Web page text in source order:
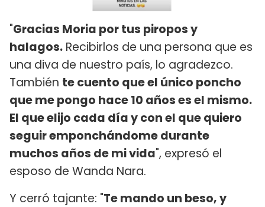
"Gracias Moria por tus piropos y
halagos. Recibirlos de una persona que es
una diva de nuestro país, lo agradezco.
También te cuento que el único poncho
que me pongo hace 10 años es el mismo.
El que elijo cada día y con el que quiero
seguir emponchándome durante
muchos años de mi vida", expresó el
esposo de Wanda Nara.
Y cerró tajante: "Te mando un beso, y